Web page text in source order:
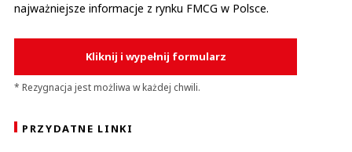
najważniejsze informacje z rynku FMCG w Polsce.
Kliknij i wypełnij formularz
* Rezygnacja jest możliwa w każdej chwili.
PRZYDATNE LINKI